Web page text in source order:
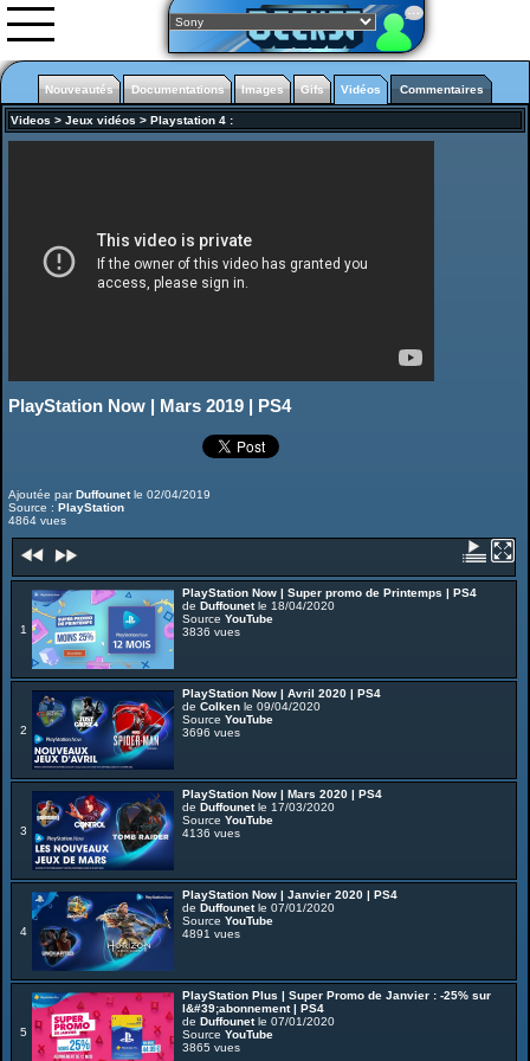
Images
Vidéos
0rgani
Partenariats
Playstation 4
Nouveautés Documentations Images Gifs Vidéos Commentaires
Videos > Jeux vidéos > Playstation 4 :
PlayStation Now | Mars 2019 | PS4
Ajoutée parDuffounetle 02/04/2019
Source : PlayStation
4864 vues
1
PlayStation Now | Super promo de Printemps | PS4
de Duffounetle 18/04/2020
Source YouTube
3836 vues
2
PlayStation Now | Avril 2020 | PS4
de Colken le 09/04/2020
Source YouTube
3696 vues
3
PlayStation Now | Mars 2020 | PS4
de Duffounetle 17/03/2020
Source YouTube
4136 vues
4
PlayStation Now | Janvier 2020 | PS4
de Duffounetle 07/01/2020
Source YouTube
4891 vues
5
PlayStation Plus | Super Promo de Janvier : -25% sur
l&#39;abonnement | PS4
de Duffounetle 07/01/2020
Source YouTube
3865 vues